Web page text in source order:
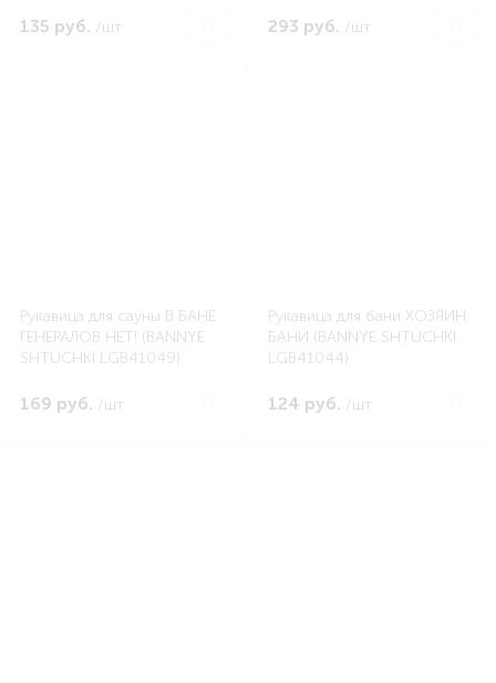
135 руб. /шт 293 руб. /шт
Рукавица для сауны В БАНЕ
ГЕНЕРАЛОВ НЕТ! (BANNYE
SHTUCHKI LGB41049)
169 руб. /шт
Рукавица для бани ХОЗЯИН
БАНИ (BANNYE SHTUCHKI
LGB41044)
124 руб. /шт